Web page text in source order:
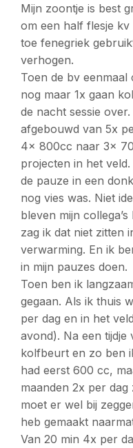
Mijn zoontje is best
om een half flesje
toe fenegriek
verhogen.
Toen de bv
nog maar 1x gaan
de nacht sessie
afgebouwd van 5x
4x 800cc naar 3x
projecten in het
de pauze in een
nog vies was. Niet
bleven mijn
zag ik dat niet zitten
verwarming. En ik
in mijn pauzes doen.
Toen ben ik
gegaan. Als ik thuis
per dag en in het
avond). Na een tijdje
kolfbeurt en zo ben
had eerst 600 cc,
maanden 2x per
moet er wel bij
heb gemaakt
Van 20 min 4x per